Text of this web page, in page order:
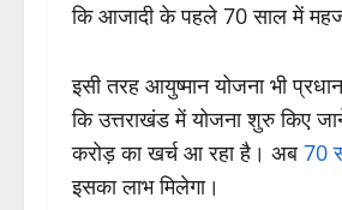
कि आजादी के पहले 70 साल में महज
इसी तरह आयुष्मान योजना भी
कि उत्तराखंड में योजना शुरु किए
करोड़ का खर्च आ रहा है। अब 70
इसका लाभ मिलेगा।